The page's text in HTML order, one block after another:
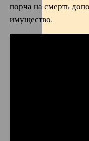
порча на смерть
имущество.